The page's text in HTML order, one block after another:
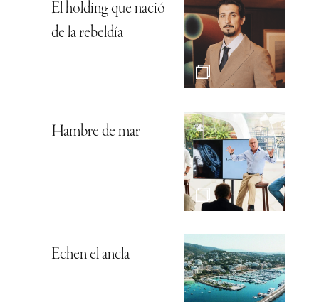
El holding que nació
de la rebeldía
Hambre de mar
Echen el ancla